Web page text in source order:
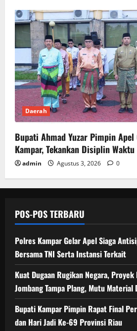
Daerah
Bupati Ahmad Yuzar Pimpin Apel
Kampar, Tekankan Disiplin Waktu
admin Agustus 3, 2026 0
POS-POS TERBARU
Polres Kampar Gelar Apel Siaga
Bersama TNI Serta Instansi Terkait
Kuat Dugaan Rugikan Negara,
Jombang Tampa Plang, Mutu Material
Bupati Kampar Pimpin Rapat Final
dan Hari Jadi Ke-69 Provinsi Riau